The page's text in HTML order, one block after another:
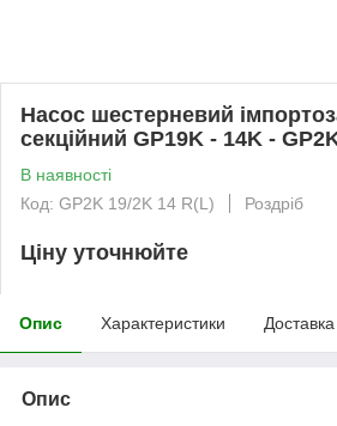
Насос шестерневий
секційний GP19K - 14K -
В наявності
Код: GP2K 19/2K 14 R(L)
Роздріб
Ціну уточнюйте
Опис Характеристики Доставка
Опис